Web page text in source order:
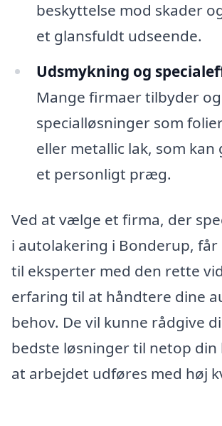
beskyttelse mod skader
et glansfuldt udseende.
Udsmykning og
Mange firmaer tilbyder
specialløsninger som
eller metallic lak, som kan
et personligt præg.
Ved at vælge et firma, der
i autolakering i Bonderup, får
til eksperter med den rette
erfaring til at håndtere dine
behov. De vil kunne rådgive
bedste løsninger til netop din
at arbejdet udføres med høj